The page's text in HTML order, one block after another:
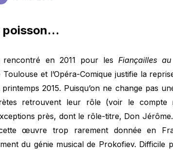
poisson…
rencontré en 2011 pour lesFiançailles
Toulouse et l’Opéra-Comique justifie la
2015. Puisqu’on ne change pas
retrouvent leur rôle (voir le compte
près, dont le rôle-titre, Don
œuvre trop rarement donnée en
du génie musical de Prokofiev. Difficile